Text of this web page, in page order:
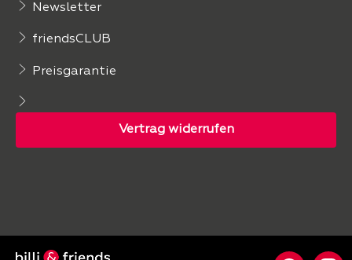
Newsletter
friendsCLUB
Preisgarantie